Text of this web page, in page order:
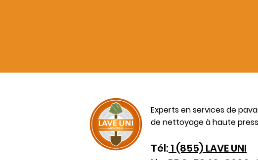
Experts en services de
de nettoyage à haute
Tél: 1 (855) LAVE UNI